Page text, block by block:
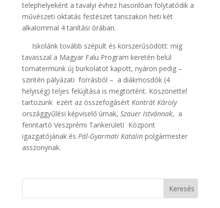
telephelyeként a tavalyi évhez hasonlóan folytatódik a
művészeti oktatás festészet tanszakon heti két
alkalommal 4 tanítási órában.
Iskolánk tovább szépült és korszerűsödött: míg
tavasszal a Magyar Falu Program keretén belül
tornatermünk új burkolatot kapott, nyáron pedig –
szintén pályázati forrásból – a diákmosdók (4
helyiség) teljes felújítása is megtörtént. Köszönettel
tartozunk ezért az összefogásért Kontrát Károly
országgyűlési képviselő úrnak, Szauer Istvánnak, a
fenntartó Veszprémi Tankerületi Központ
igazgatójának és Pál-Gyarmati Katalinpolgármester
asszonynak.